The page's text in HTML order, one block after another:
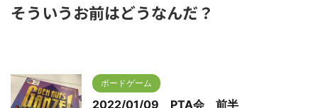
そういうお前はどうなんだ？
ボードゲーム
2022/01/09 PTA会 前半